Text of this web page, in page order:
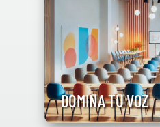
DOMINA TU VOZ